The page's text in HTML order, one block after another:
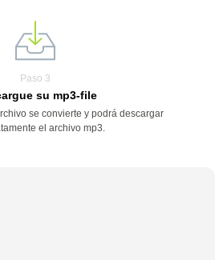
Paso 3
su mp3-file
se convierte y podrá descargar
el archivo mp3.